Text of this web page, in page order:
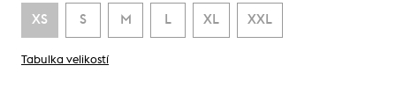
XS S M L XL XXL
Tabulka velikostí